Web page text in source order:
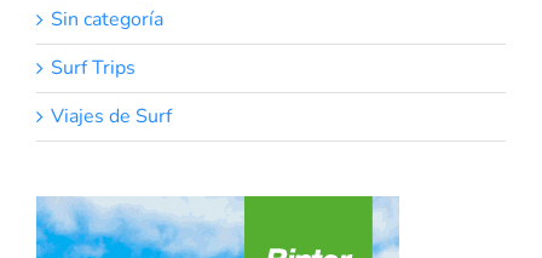
Sin categoría
Surf Trips
Viajes de Surf